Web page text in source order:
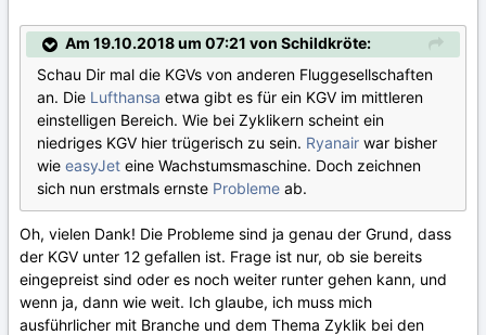
Am 19.10.2018 um 07:21 von Schildkröte:
Schau Dir mal die KGVs von anderen Fluggesellschaften
an. Die Lufthansa etwa gibt es für ein KGV im mittleren
einstelligen Bereich. Wie bei Zyklikern scheint ein
niedriges KGV hier trügerisch zu sein. Ryanair war bisher
wie easyJet eine Wachstumsmaschine. Doch zeichnen
sich nun erstmals ernste Probleme ab.
Oh, vielen Dank! Die Probleme sind ja genau der Grund, dass
der KGV unter 12 gefallen ist. Frage ist nur, ob sie bereits
eingepreist sind oder es noch weiter runter gehen kann, und
wenn ja, dann wie weit. Ich glaube, ich muss mich
ausführlicher mit Branche und dem Thema Zyklik bei den